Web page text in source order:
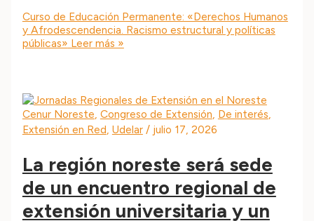
Curso de Educación Permanente: «Derechos Humanos
y Afrodescendencia. Racismo estructural y políticas
públicas» Leer más »
Cenur Noreste Congreso de Extensión De interés
Extensión en Red Udelar/ julio 17, 2026
La región noreste será sede
de un encuentro regional de
extensión universitaria y un